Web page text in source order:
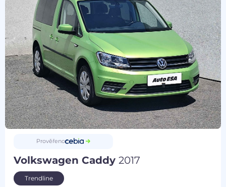
Prověřeno
Volkswagen Caddy2017
Trendline